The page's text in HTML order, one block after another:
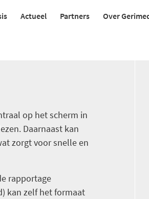
Actueel Partners Over
op het scherm in
Daarnaast kan
zorgt voor snelle en
rapportage
kan zelf het formaat